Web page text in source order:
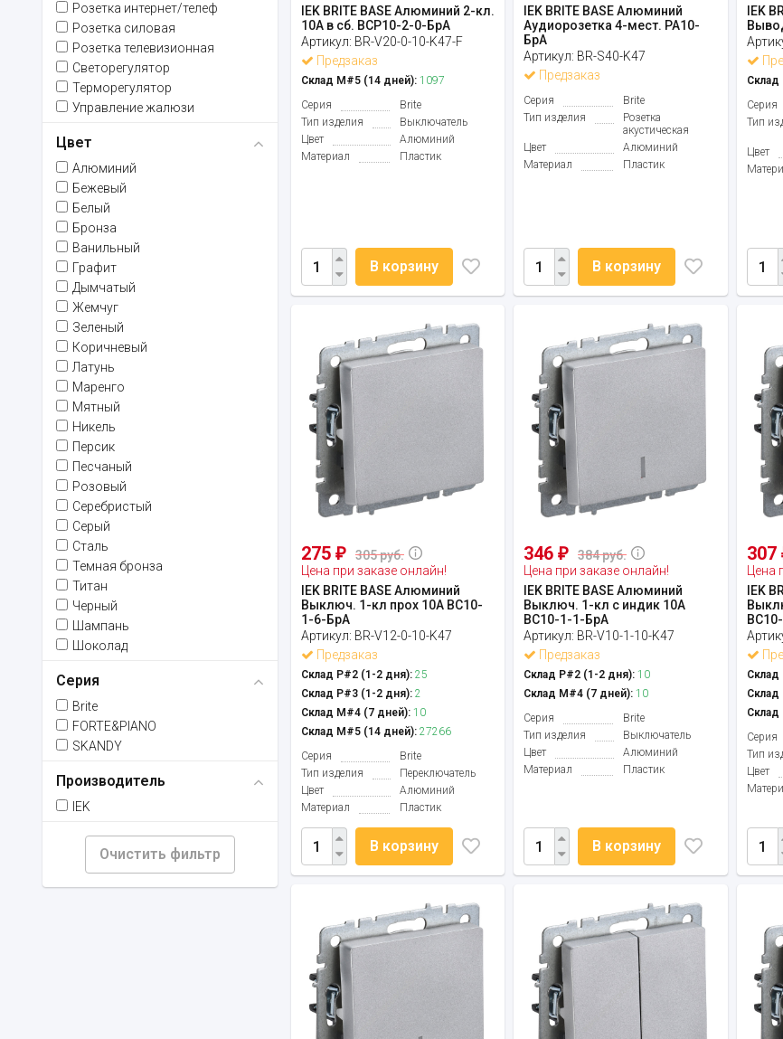
Розетка интернет/телеф
Розетка силовая
Розетка телевизионная
Светорегулятор
Терморегулятор
Управление жалюзи
Цвет
Алюминий
Бежевый
Белый
Бронза
Ванильный
Графит
Дымчатый
Жемчуг
Зеленый
Коричневый
Латунь
Маренго
Мятный
Никель
Персик
Песчаный
Розовый
Серебристый
Серый
Сталь
Темная бронза
Титан
Черный
Шампань
Шоколад
Серия
Brite
FORTE&PIANO
SKANDY
Производитель
IEK
Очистить фильтр
IEK BRITE BASE Алюминий 2-кл.
10А в сб. ВСР10-2-0-БрА
Артикул: BR-V20-0-10-K47-F
Предзаказ
Склад М#5 (14 дней): 1097
Серия
Brite
Тип изделия
Выключатель
Цвет
Алюминий
Материал
Пластик
В корзину
IEK BRITE BASE Алюминий
Аудиорозетка 4-мест. РА10-
БрА
Артикул: BR-S40-K47
Предзаказ
Серия
Brite
Тип изделия
Розетка
акустическая
Цвет
Алюминий
Материал
Пластик
В корзину
IEK
Серия
Тип
Цвет
275 ₽
305 руб.
Цена при заказе онлайн!
IEK BRITE BASE Алюминий
Выключ. 1-кл прох 10А ВС10-
1-6-БрА
Артикул: BR-V12-0-10-K47
Предзаказ
Склад Р#2 (1-2 дня): 25
Склад Р#3 (1-2 дня): 2
Склад М#4 (7 дней): 10
Склад М#5 (14 дней): 27266
Серия
Brite
Тип изделия
Переключатель
Цвет
Алюминий
Материал
Пластик
В корзину
346₽
384 руб.
Цена при заказе онлайн!
IEK BRITE BASE Алюминий
Выключ. 1-кл с индик 10А
ВС10-1-1-БрА
Артикул: BR-V10-1-10-K47
Предзаказ
Склад Р#2 (1-2 дня): 10
Склад М#4 (7 дней): 10
Серия
Brite
Тип изделия
Выключатель
Цвет
Алюминий
Материал
Пластик
В корзину
307
Цена
IEK
Склад
Серия
Тип
Цвет